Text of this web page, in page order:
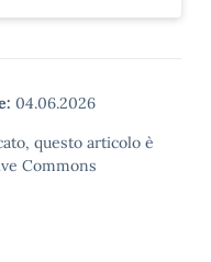
04.06.2026
questo articolo è
Commons